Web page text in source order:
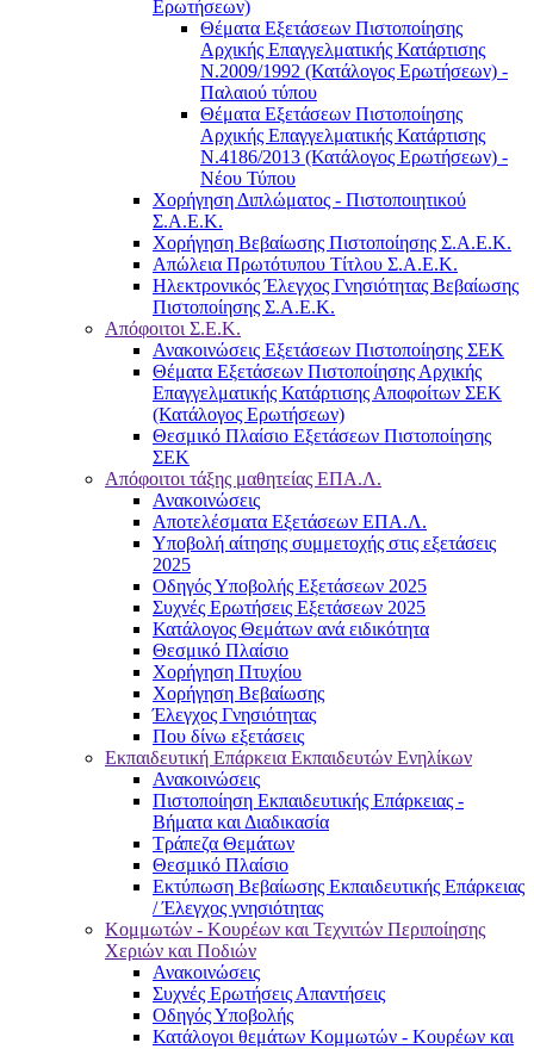
Ερωτήσεων)
Θέματα Εξετάσεων Πιστοποίησης
Αρχικής Επαγγελματικής Κατάρτισης
Ν.2009/1992 (Κατάλογος Ερωτήσεων) -
Παλαιού τύπου
Θέματα Εξετάσεων Πιστοποίησης
Αρχικής Επαγγελματικής Κατάρτισης
Ν.4186/2013 (Κατάλογος Ερωτήσεων) -
Νέου Τύπου
Χορήγηση Διπλώματος - Πιστοποιητικού
Σ.Α.Ε.Κ.
Χορήγηση Βεβαίωσης Πιστοποίησης Σ.Α.Ε.Κ.
Απώλεια Πρωτότυπου Τίτλου Σ.Α.Ε.Κ.
Ηλεκτρονικός Έλεγχος Γνησιότητας Βεβαίωσης
Πιστοποίησης Σ.Α.Ε.Κ.
Απόφοιτοι Σ.Ε.Κ.
Ανακοινώσεις Εξετάσεων Πιστοποίησης ΣΕΚ
Θέματα Εξετάσεων Πιστοποίησης Αρχικής
Επαγγελματικής Κατάρτισης Αποφοίτων ΣΕΚ
(Κατάλογος Ερωτήσεων)
Θεσμικό Πλαίσιο Εξετάσεων Πιστοποίησης
ΣΕΚ
Απόφοιτοι τάξης μαθητείας ΕΠΑ.Λ.
Ανακοινώσεις
Αποτελέσματα Εξετάσεων ΕΠΑ.Λ.
Υποβολή αίτησης συμμετοχής στις εξετάσεις
2025
Οδηγός Υποβολής Εξετάσεων 2025
Συχνές Ερωτήσεις Εξετάσεων 2025
Κατάλογος Θεμάτων ανά ειδικότητα
Θεσμικό Πλαίσιο
Χορήγηση Πτυχίου
Χορήγηση Βεβαίωσης
Έλεγχος Γνησιότητας
Που δίνω εξετάσεις
Εκπαιδευτική Επάρκεια Εκπαιδευτών Ενηλίκων
Ανακοινώσεις
Πιστοποίηση Εκπαιδευτικής Επάρκειας -
Βήματα και Διαδικασία
Τράπεζα Θεμάτων
Θεσμικό Πλαίσιο
Εκτύπωση Βεβαίωσης Εκπαιδευτικής Επάρκειας
/ Έλεγχος γνησιότητας
Κομμωτών - Κουρέων και Τεχνιτών Περιποίησης
Χεριών και Ποδιών
Ανακοινώσεις
Συχνές Ερωτήσεις Απαντήσεις
Οδηγός Υποβολής
Κατάλογοι θεμάτων Κομμωτών - Κουρέων και